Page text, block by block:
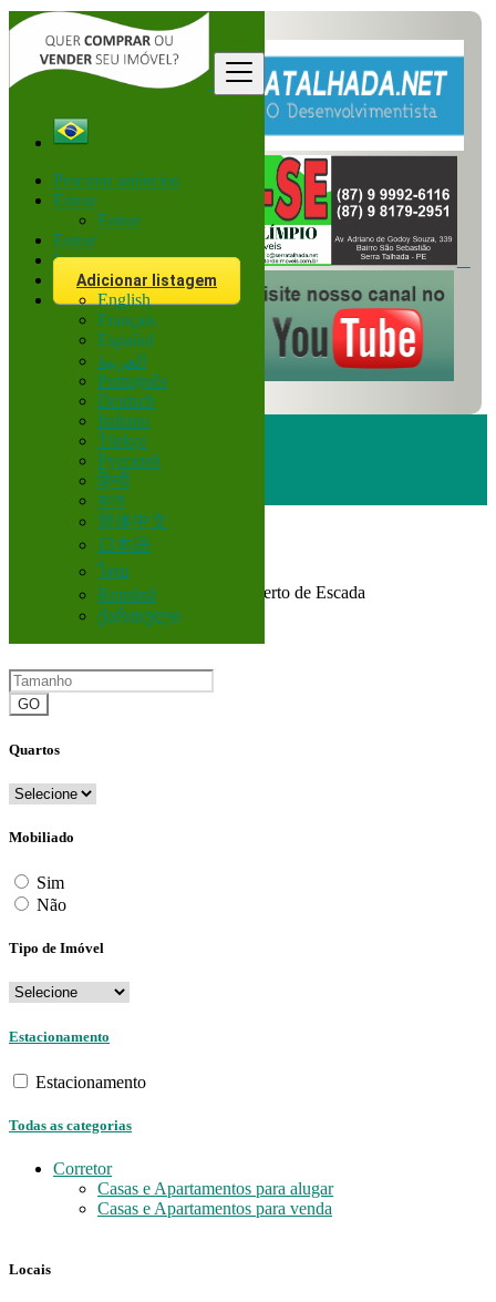
Procurar anúncios
Entrar
Entrar
Entrar
Inscreva-se
Adicionar listagem
English
Français
Español
العربية
Português
Deutsch
Italiano
Türkçe
Русский
हिन्दी
বাংলা
简体中文
日本語
ไทย
Română
ქართული
Brasil
Corretor
Todos Anúncios em 200 km perto de Escada
GO
Quartos
Mobiliado
Sim
Não
Tipo de Imóvel
Estacionamento
Estacionamento
Todas as categorias
Corretor
Casas e Apartamentos para alugar
Casas e Apartamentos para venda
Locais